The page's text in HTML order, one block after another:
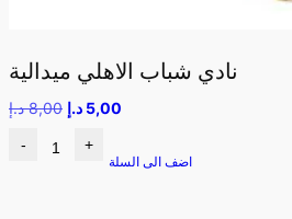
نادي شباب الاهلي ميدالية
8,00 د.إ 5,00 د.إ
- +
اضف الى السلة